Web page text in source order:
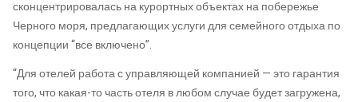
сконцентрировалась на курортных объектах на побережье
Черного моря, предлагающих услуги для семейного отдыха по
концепции “все включено”.
“Для отелей работа с управляющей компанией — это гарантия
того, что какая-то часть отеля в любом случае будет загружена,